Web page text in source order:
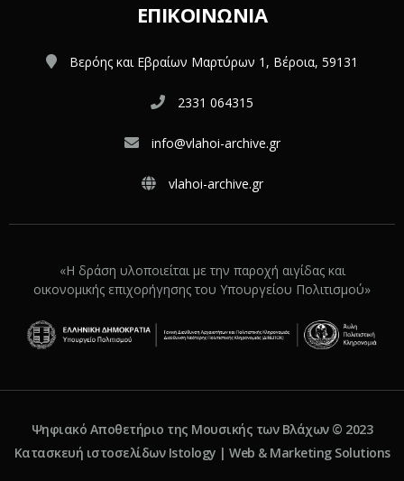
ΕΠΙΚΟΙΝΩΝΊΑ
Βερόης και Εβραίων Μαρτύρων 1, Βέροια, 59131
2331 064315
info@vlahoi-archive.gr
vlahoi-archive.gr
«Η δράση υλοποιείται με την παροχή αιγίδας και
οικονομικής επιχορήγησης του Υπουργείου Πολιτισμού»
Ψηφιακό Αποθετήριο της Μουσικής των Βλάχων © 2023
Κατασκευή ιστοσελίδων Istology | Web & Marketing Solutions